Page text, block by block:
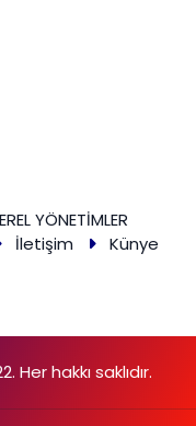
YÖNETİMLER
İletişim
Künye
hakkı saklıdır.